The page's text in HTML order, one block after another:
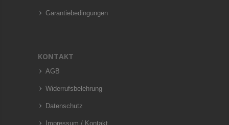
Garantiebedingungen
KONTAKT
AGB
Widerrufsbelehrung
Datenschutz
Impressum / Kontakt